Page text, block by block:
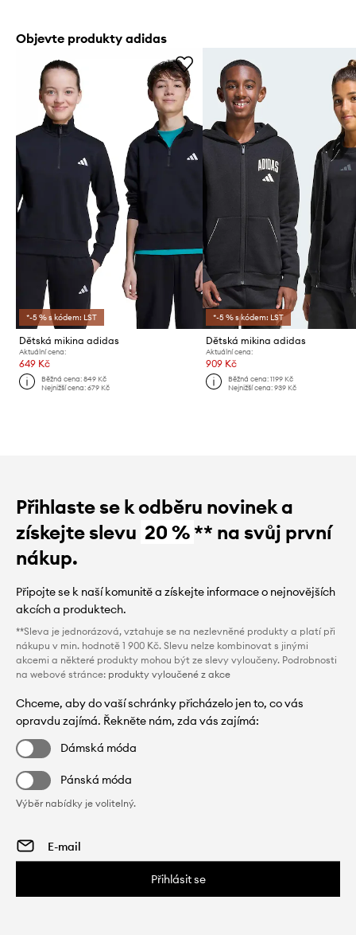
Objevte produkty adidas
*-5 % s kódem: LST
Dětská mikina adidas
Aktuální cena:
649 Kč
Běžná cena:849 Kč
Nejnižší cena:679 Kč
*-5 % s kódem: LST
Dětská mikina adidas
Aktuální cena:
909 Kč
Běžná cena: 1199 Kč
Nejnižší cena: 939 Kč
Přihlaste se k odběru novinek a
získejte slevu 20 %** na svůj první
nákup.
Připojte se k naší komunitě a získejte informace o nejnovějších
akcích a produktech.
**Sleva je jednorázová, vztahuje se na nezlevněné produkty a platí při
nákupu v min. hodnotě 1 900 Kč. Slevu nelze kombinovat s jinými
akcemi a některé produkty mohou být ze slevy vyloučeny. Podrobnosti
na webové stránce: produkty vyloučené z akce
Chceme, aby do vaší schránky přicházelo jen to, co vás
opravdu zajímá. Řekněte nám, zda vás zajímá:
Dámská móda
Pánská móda
Výběr nabídky je volitelný.
Přihlásit se